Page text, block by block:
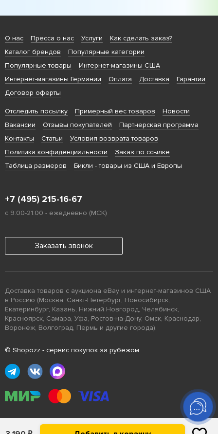
О нас Пресса о нас Услуги
Как сделать заказ?
Каталог брендов
Популярные категории
Популярные товары
Интернет-магазины США
Интернет-магазины Германии
Оплата Доставка
Гарантии
Договор оферты
Отследить посылку Примерный вес товаров
Новости
Вакансии
Отзывы покупателей
Партнерская программа
Контакты
Статьи
Условия возврата товаров
Политика конфиденциальности
Заказ по ссылке
Таблица размеров
Бикли - товары из США и Европы
+7 (495) 215-16-67
с 9:00-21:00 - ежедневно (МСК)
Заказать звонок
Доставка товаров с аукциона eBay и интернет-магазинов США
в Россию (Москва, Санкт-Петербург, Новосибирск,
Екатеринбург, Казань, Нижний Новгород, Челябинск,
Красноярск, Самара, Уфа, Ростов-на-Дону, Омск, Краснодар,
Воронеж, Волгоград, Пермь и другие города).
© Shopozz - сервис покупок за рубежом